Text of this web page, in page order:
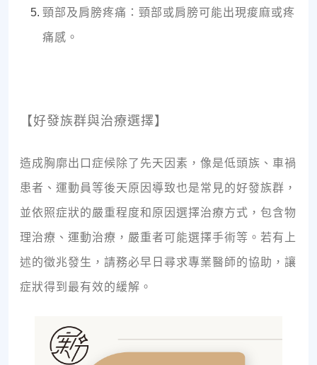
頸部及肩膀疼痛：頸部或肩膀可能出現痠麻或疼
痛感。
【好發族群與治療選擇】
造成胸廓出口症候除了先天因素，像是低頭族、車禍
患者、運動員等後天原因導致也是常見的好發族群，
並依照症狀的嚴重程度和原因選擇治療方式，包含物
理治療、運動治療，嚴重者可能選擇手術等。若有上
述的徵兆發生，請務必早日尋求專業醫師的協助，讓
症狀得到最有效的緩解。